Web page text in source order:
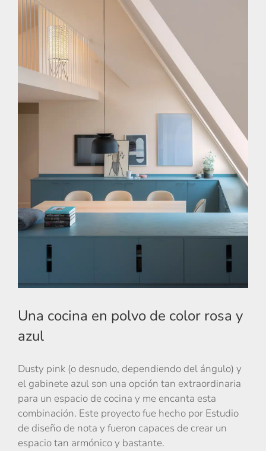
Una cocina en polvo de color rosa y
azul
Dusty pink (o desnudo, dependiendo del ángulo) y
el gabinete azul son una opción tan extraordinaria
para un espacio de cocina y me encanta esta
combinación. Este proyecto fue hecho por Estudio
de diseño de nota y fueron capaces de crear un
espacio tan armónico y bastante.